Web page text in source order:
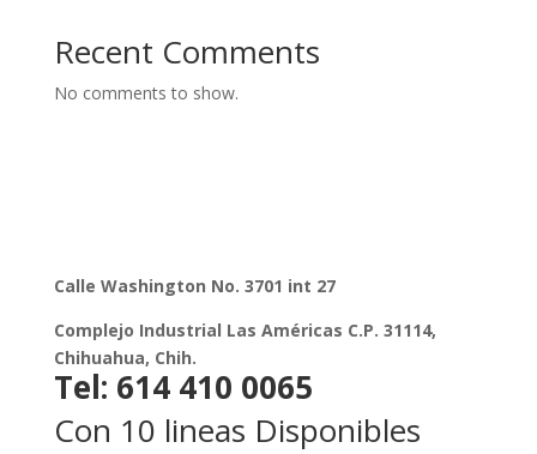
Recent Comments
No comments to show.
Calle Washington No. 3701 int 27
Complejo Industrial Las Américas C.P. 31114,
Chihuahua, Chih.
Tel: 614 410 0065
Con 10 lineas Disponibles